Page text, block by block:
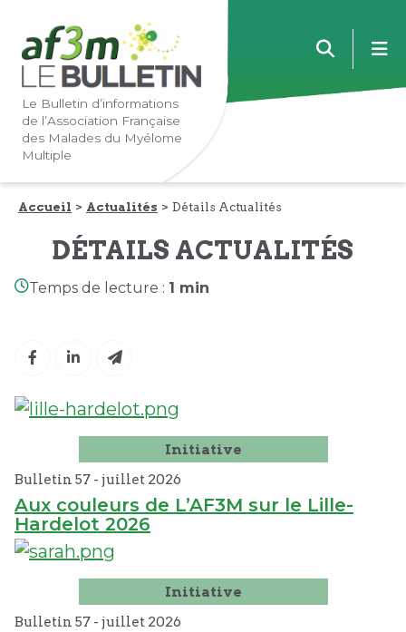
Lien
vers
navigation
principale
Lien
vers
contenu
principal
Le Bulletin d’informations
de l’Association Française
des Malades du Myélome
Multiple
Accueil Actualités Détails Actualités
DÉTAILS ACTUALITÉS
Temps de lecture : 1 min
Initiative
Bulletin 57 - juillet 2026
Aux couleurs de L’AF3M sur le Lille-
Hardelot 2026
Initiative
Bulletin 57 - juillet 2026